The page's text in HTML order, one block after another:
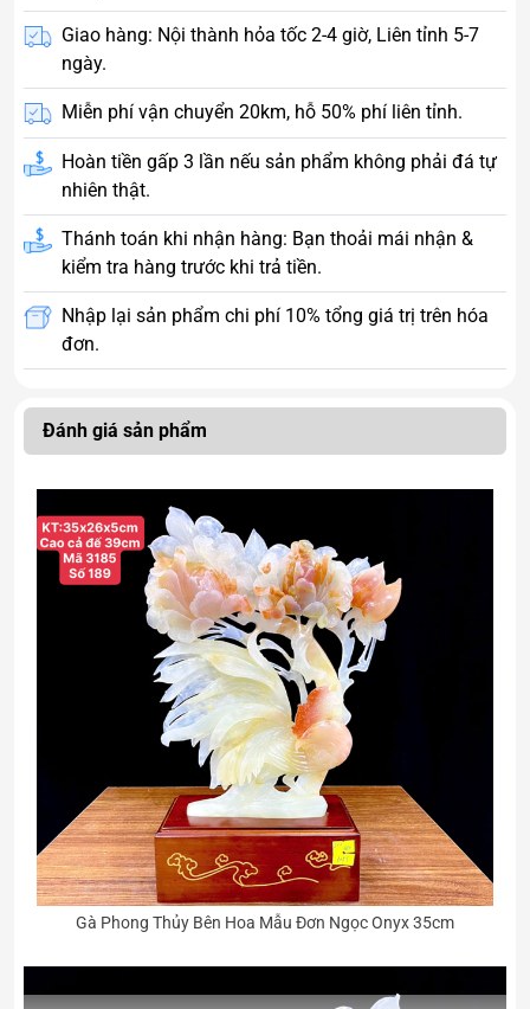
Giao hàng: Nội thành hỏa tốc 2-4 giờ, Liên tỉnh 5-7
ngày.
Miễn phí vận chuyển 20km, hỗ 50% phí liên tỉnh.
Hoàn tiền gấp 3 lần nếu sản phẩm không phải đá tự
nhiên thật.
Thánh toán khi nhận hàng: Bạn thoải mái nhận &
kiểm tra hàng trước khi trả tiền.
Nhập lại sản phẩm chi phí 10% tổng giá trị trên hóa
đơn.
Đánh giá sản phẩm
Gà Phong Thủy Bên Hoa Mẫu Đơn Ngọc Onyx 35cm